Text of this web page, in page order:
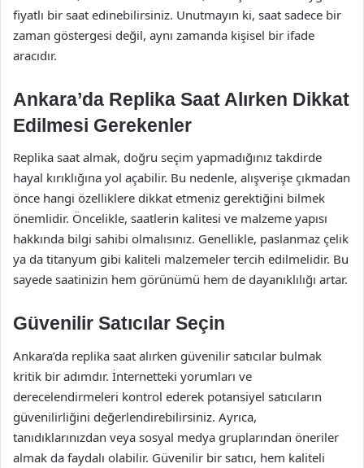
fiyatlı bir saat edinebilirsiniz. Unutmayın ki, saat sadece bir
zaman göstergesi değil, aynı zamanda kişisel bir ifade
aracıdır.
Ankara’da Replika Saat Alırken Dikkat
Edilmesi Gerekenler
Replika saat almak, doğru seçim yapmadığınız takdirde
hayal kırıklığına yol açabilir. Bu nedenle, alışverişe çıkmadan
önce hangi özelliklere dikkat etmeniz gerektiğini bilmek
önemlidir. Öncelikle, saatlerin kalitesi ve malzeme yapısı
hakkında bilgi sahibi olmalısınız. Genellikle, paslanmaz çelik
ya da titanyum gibi kaliteli malzemeler tercih edilmelidir. Bu
sayede saatinizin hem görünümü hem de dayanıklılığı artar.
Güvenilir Satıcılar Seçin
Ankara’da replika saat alırken güvenilir satıcılar bulmak
kritik bir adımdır. İnternetteki yorumları ve
derecelendirmeleri kontrol ederek potansiyel satıcıların
güvenilirliğini değerlendirebilirsiniz. Ayrıca,
tanıdıklarınızdan veya sosyal medya gruplarından öneriler
almak da faydalı olabilir. Güvenilir bir satıcı, hem kaliteli